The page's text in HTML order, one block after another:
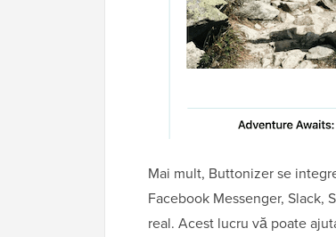
Mai mult, Buttonizer se
Facebook Messenger, Slack,
real. Acest lucru vă poate